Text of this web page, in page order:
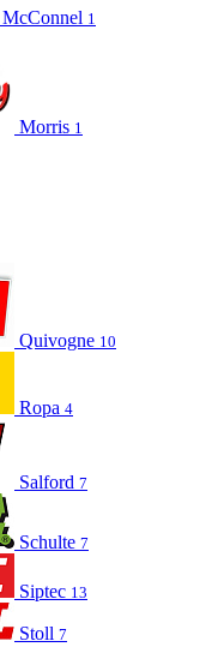
McConnel 1
Morris 1
Quivogne 10
Ropa 4
Salford 7
Schulte 7
Siptec 13
Stoll 7